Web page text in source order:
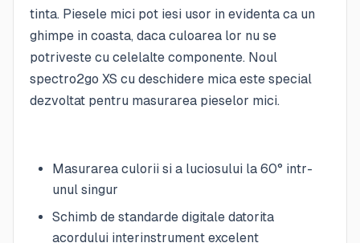
tinta. Piesele mici pot iesi usor in evidenta ca un
ghimpe in coasta, daca culoarea lor nu se
potriveste cu celelalte componente. Noul
spectro2go XS cu deschidere mica este special
dezvoltat pentru masurarea pieselor mici.
Masurarea culorii si a luciosului la 60° intr-
unul singur
Schimb de standarde digitale datorita
acordului interinstrument excelent